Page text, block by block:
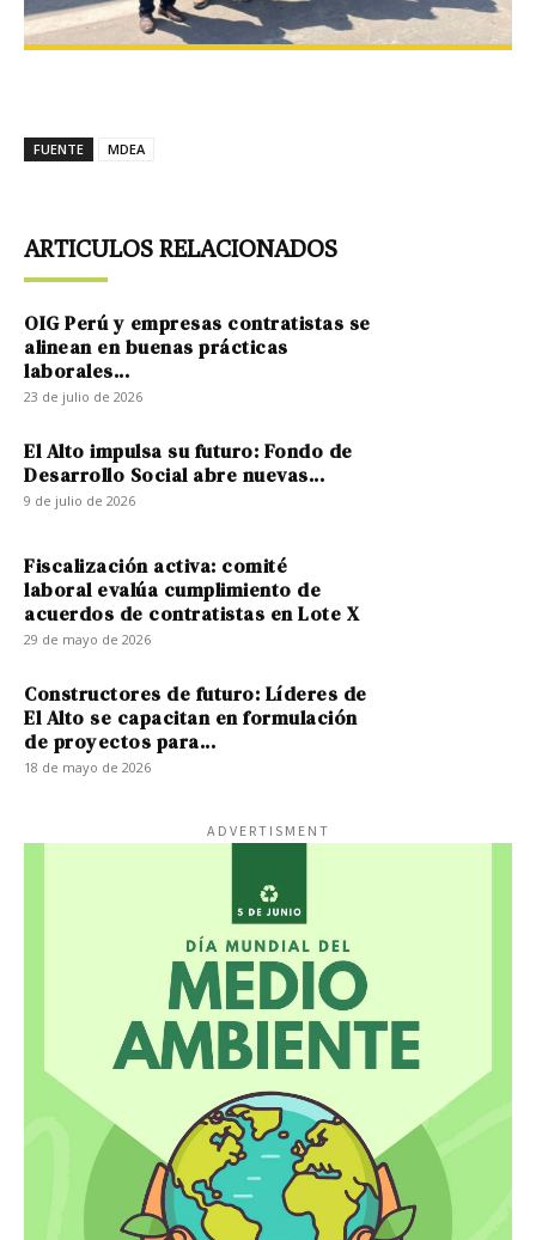
FUENTE MDEA
ARTICULOS RELACIONADOS
OIG Perú y empresas contratistas se
alinean en buenas prácticas
laborales...
23 de julio de 2026
El Alto impulsa su futuro: Fondo de
Desarrollo Social abre nuevas...
9 de julio de 2026
Fiscalización activa: comité
laboral evalúa cumplimiento de
acuerdos de contratistas en Lote X
29 de mayo de 2026
Constructores de futuro: Líderes de
El Alto se capacitan en formulación
de proyectos para...
18 de mayo de 2026
ADVERTISMENT